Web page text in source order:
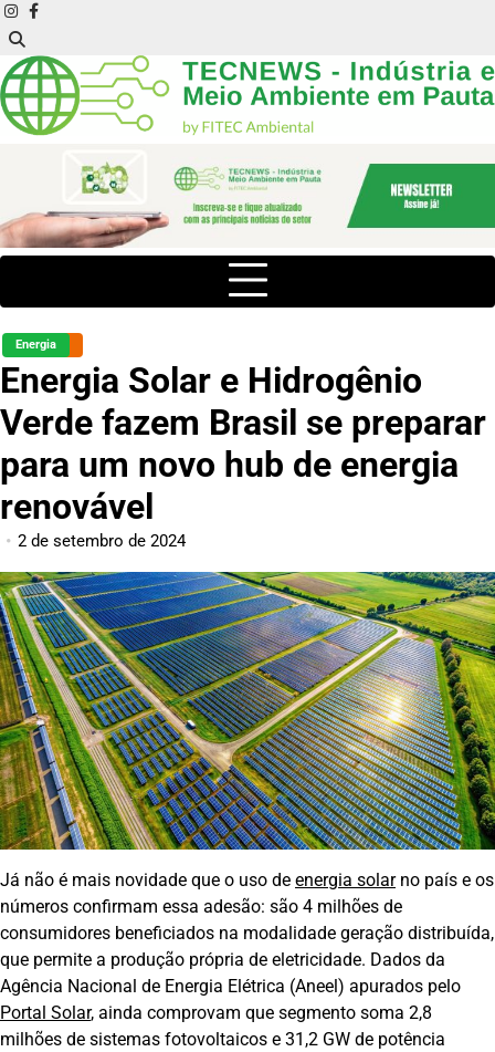
Skip
to
content
instagram
facebook
Energia
Energia Solar e Hidrogênio
Verde fazem Brasil se preparar
para um novo hub de energia
renovável
2 de setembro de 2024
Já não é mais novidade que o uso de energia solarno país e os
números confirmam essa adesão: são 4 milhões de
consumidores beneficiados na modalidade geração distribuída,
que permite a produção própria de eletricidade. Dados da
Agência Nacional de Energia Elétrica (Aneel) apurados pelo
Portal Solar, ainda comprovam que segmento soma 2,8
milhões de sistemas fotovoltaicos e 31,2 GW de potência